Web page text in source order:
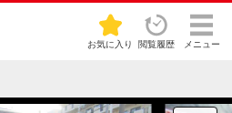
お気に入り 閲覧履歴 メニュー